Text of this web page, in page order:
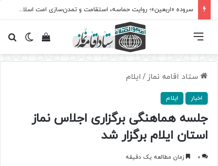
سروده‌ «اربعین»؛ روایت حماسه، استقامت و تمدن‌سازی امت اسلامی
تغییرمشاهده فهرست
ستاد اقامه نماز / ایلام
اخبار ایلام
جلسه هماهنگی برگزاری اجلاس نماز
استان ایلام برگزار شد
0 زمان مطالعه یک دقیقه